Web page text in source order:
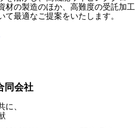
材の製造のほか、高難度の受託加工
て最適なご提案をいたします。
同会社
に、